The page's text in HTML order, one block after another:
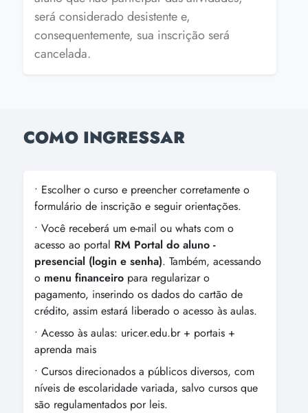
será considerado desistente e,
consequentemente, sua inscrição será
cancelada.
COMO INGRESSAR
• Escolher o curso e preencher corretamente o
formulário de inscrição e seguir orientações.
• Você receberá um e-mail ou whats com o
acesso ao portal RM Portal do aluno -
presencial (login e senha). Também, acessando
o menu financeiro para regularizar o
pagamento, inserindo os dados do cartão de
crédito, assim estará liberado o acesso às aulas.
• Acesso às aulas: uricer.edu.br + portais +
aprenda mais
• Cursos direcionados a públicos diversos, com
níveis de escolaridade variada, salvo cursos que
são regulamentados por leis.